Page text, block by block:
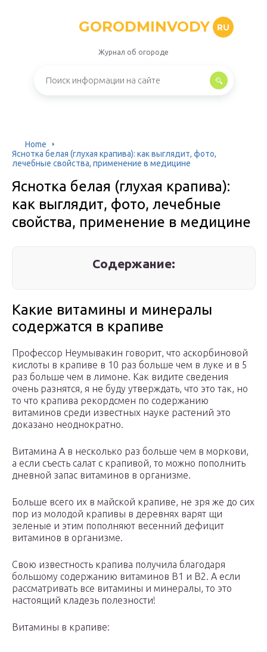
GORODMINVODY RU
Журнал об огороде
Home
Яснотка белая (глухая крапива): как выглядит, фото,
лечебные свойства, применение в медицине
Яснотка белая (глухая крапива):
как выглядит, фото, лечебные
свойства, применение в медицине
Содержание:
Какие витамины и минералы
содержатся в крапиве
Профессор Неумывакин говорит, что аскорбиновой
кислоты в крапиве в 10 раз больше чем в луке и в 5
раз больше чем в лимоне. Как видите сведения
очень разнятся, я не буду утверждать, что это так, но
то что крапива рекордсмен по содержанию
витаминов среди известных науке растений это
доказано неоднократно.
Витамина А в несколько раз больше чем в моркови,
а если съесть салат с крапивой, то можно пополнить
дневной запас витаминов в организме.
Больше всего их в майской крапиве, не зря же до сих
пор из молодой крапивы в деревнях варят щи
зеленые и этим пополняют весенний дефицит
витаминов в организме.
Свою известность крапива получила благодаря
большому содержанию витаминов В1 и В2. А если
рассматривать все витамины и минералы, то это
настоящий кладезь полезности!
Витамины в крапиве: